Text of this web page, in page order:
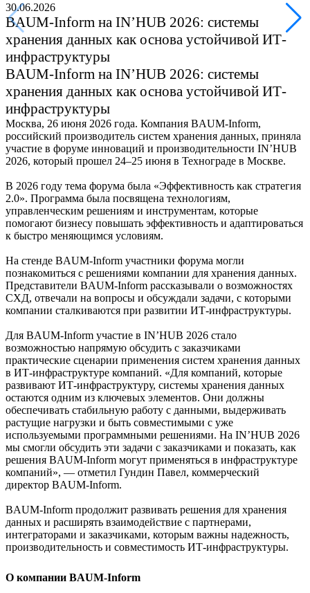
30.06.2026
BAUM-Inform на IN’HUB 2026: системы
хранения данных как основа устойчивой ИТ-
инфраструктуры
BAUM-Inform на IN’HUB 2026: системы
хранения данных как основа устойчивой ИТ-
инфраструктуры
Москва, 26 июня 2026 года. Компания BAUM-Inform,
российский производитель систем хранения данных, приняла
участие в форуме инноваций и производительности IN’HUB
2026, который прошел 24–25 июня в Технограде в Москве.
В 2026 году тема форума была «Эффективность как стратегия
2.0». Программа была посвящена технологиям,
управленческим решениям и инструментам, которые
помогают бизнесу повышать эффективность и адаптироваться
к быстро меняющимся условиям.
На стенде BAUM-Inform участники форума могли
познакомиться с решениями компании для хранения данных.
Представители BAUM-Inform рассказывали о возможностях
СХД, отвечали на вопросы и обсуждали задачи, с которыми
компании сталкиваются при развитии ИТ-инфраструктуры.
Для BAUM-Inform участие в IN’HUB 2026 стало
возможностью напрямую обсудить с заказчиками
практические сценарии применения систем хранения данных
в ИТ-инфраструктуре компаний. «Для компаний, которые
развивают ИТ-инфраструктуру, системы хранения данных
остаются одним из ключевых элементов. Они должны
обеспечивать стабильную работу с данными, выдерживать
растущие нагрузки и быть совместимыми с уже
используемыми программными решениями. На IN’HUB 2026
мы смогли обсудить эти задачи с заказчиками и показать, как
решения BAUM-Inform могут применяться в инфраструктуре
компаний», — отметил Гундин Павел, коммерческий
директор BAUM-Inform.
BAUM-Inform продолжит развивать решения для хранения
данных и расширять взаимодействие с партнерами,
интеграторами и заказчиками, которым важны надежность,
производительность и совместимость ИТ-инфраструктуры.
О компании BAUM-Inform